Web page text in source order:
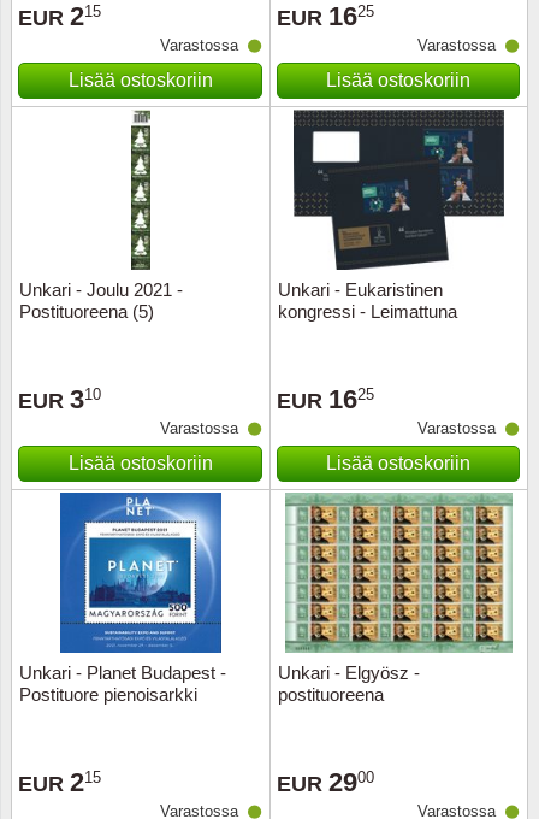
EUR 215
Varastossa
Lisää ostoskoriin
EUR 1625
Varastossa
Lisää ostoskoriin
Unkari - Joulu 2021 -
Postituoreena (5)
EUR 310
Varastossa
Lisää ostoskoriin
Unkari - Eukaristinen
kongressi - Leimattuna
EUR 1625
Varastossa
Lisää ostoskoriin
Unkari - Planet Budapest -
Postituore pienoisarkki
EUR 215
Varastossa
Unkari - Elgyösz -
postituoreena
EUR 2900
Varastossa